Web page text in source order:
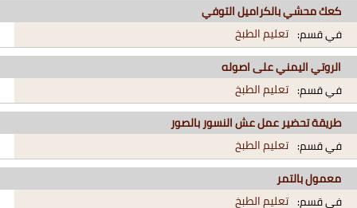
كعك محشي بالكراميل التوفي
في قسم: تعليم الطبخ
الروتي اليمني على اصوله
في قسم: تعليم الطبخ
طريقة تحضير عمل عش النسور بالصور
في قسم: تعليم الطبخ
معمول بالتمر
في قسم: تعليم الطبخ